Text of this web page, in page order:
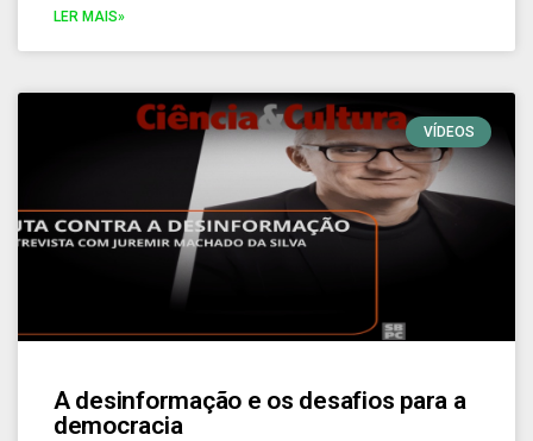
LER MAIS»
VÍDEOS
A desinformação e os desafios para a
democracia